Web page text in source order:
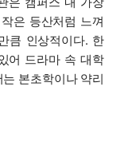
은 등산처럼 느껴
큼 인상적이다. 한
어 드라마 속 대학
본초학이나 약리